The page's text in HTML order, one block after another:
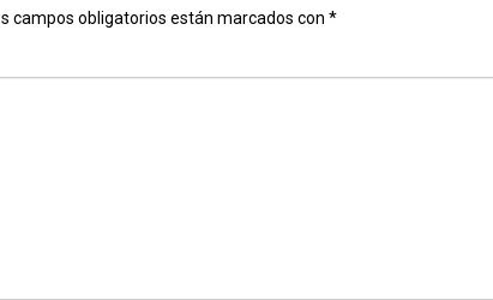
campos obligatorios están marcados con *